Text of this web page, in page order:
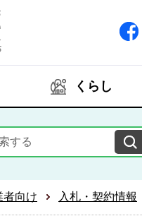
人と自然が響きあいとも
くらし
者向け 入札・契約情報